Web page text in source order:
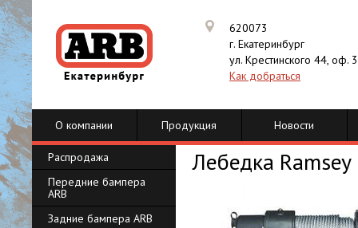
620073
г. Екатеринбург
ул. Крестинского 44, оф.
Как добраться
О компании Продукция Новости
Распродажа
Передние бампера
ARB
Задние бампера ARB
Лебедка Ramsey